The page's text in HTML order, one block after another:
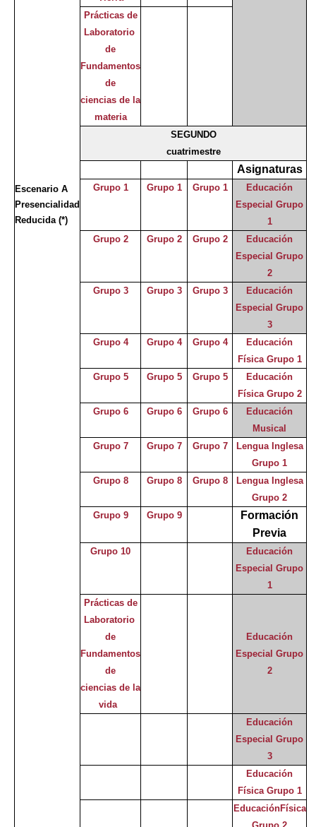
Escenario A
Presencialidad
Reducida(*)
Prácticas de
Laboratorio
de
Fundamentos
de
ciencias de la
materia
SEGUNDO
cuatrimestre
Asignaturas
Grupo 1 Grupo 1 Grupo 1
Educación
Especial Grupo
1
Grupo 2
Grupo 2 Grupo 2
Educación
Especial Grupo
2
Grupo 3
Grupo 3 Grupo 3
Educación
Especial Grupo
3
Grupo 4
Grupo 4 Grupo 4
Educación
Física Grupo 1
Grupo 5
Grupo 5 Grupo 5
Educación
Física Grupo 2
Grupo 6
Grupo 6 Grupo 6
Educación
Musical
Grupo 7
Grupo 7 Grupo 7
Lengua Inglesa
Grupo 1
Grupo 8
Grupo 8 Grupo 8
Lengua Inglesa
Grupo 2
Grupo 9
Grupo 9
Formación
Previa
Grupo 10
Educación
Especial Grupo
1
Prácticas de
Laboratorio
de
Fundamentos
de
ciencias de la
vida
Educación
Especial Grupo
2
Educación
Especial Grupo
3
Educación
Física Grupo 1
EducaciónFísica